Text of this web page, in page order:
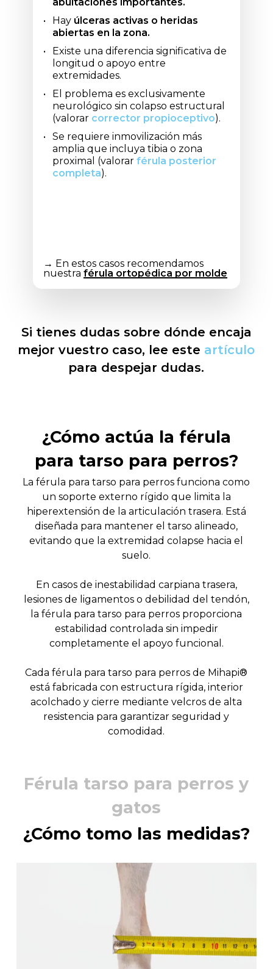
Hay úlceras activas o heridas
abiertas en la zona.
Existe una diferencia significativa de
longitud o apoyo entre
extremidades.
El problema es exclusivamente
neurológico sin colapso estructural
(valorar corrector propioceptivo).
Se requiere inmovilización más
amplia que incluya tibia o zona
proximal (valorar férula posterior
completa).
→ En estos casos recomendamos
nuestra férula ortopédica por molde
Si tienes dudas sobre dónde encaja
mejor vuestro caso, lee este artículo
para despejar dudas.
¿Cómo actúa la férula
para tarso para perros?
La férula para tarso para perros funciona como
un soporte externo rígido que limita la
hiperextensión de la articulación trasera. Está
diseñada para mantener el tarso alineado,
evitando que la extremidad colapse hacia el
suelo.
En casos de inestabilidad carpiana trasera,
lesiones de ligamentos o debilidad del tendón,
la férula para tarso para perros proporciona
estabilidad controlada sin impedir
completamente el apoyo funcional.
Cada férula para tarso para perros de Mihapi®
está fabricada con estructura rígida, interior
acolchado y cierre mediante velcros de alta
resistencia para garantizar seguridad y
comodidad.
Férula tarso para perros y
gatos
¿Cómo tomo las medidas?